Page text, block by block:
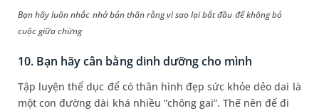
Bạn hãy luôn nhắc nhở bản thân rằng vì sao lại bắt đầu để không bỏ
cuộc giữa chừng
10. Bạn hãy cân bằng dinh dưỡng cho mình
Tập luyện thể dục để có thân hình đẹp sức khỏe dẻo dai là
một con đường dài khá nhiều “chông gai”. Thế nên để đi